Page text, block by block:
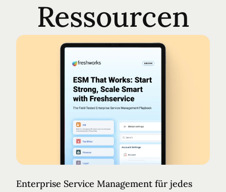
Ressourcen
Enterprise Service Management für jedes
Enterprise Service Management für jedes